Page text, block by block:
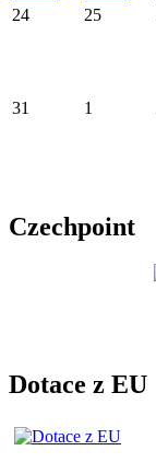
24 25
31 1
Czechpoint
Dotace z EU